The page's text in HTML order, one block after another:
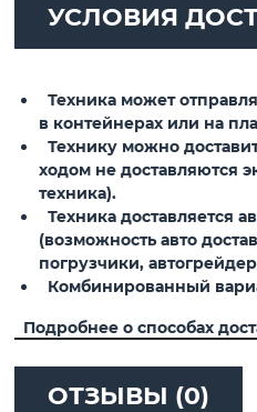
УСЛОВИЯ
Техника может
в контейнерах или на
Технику можно
ходом не доставляются
техника).
Техника доставляется
(возможность авто
погрузчики,
Комбинированный
Подробнее о способах
ОТЗЫВЫ (0)